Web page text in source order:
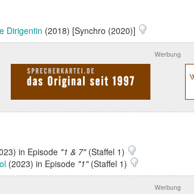
Dirigentin (2018) [Synchro (2020)]
Werbung
in Episode "1 & 7"(Staffel 1)
(2023) in Episode "1"(Staffel 1)
Werbung